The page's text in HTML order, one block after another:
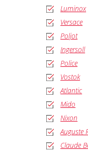
Luminox
Versace
Poljot
Ingersoll
Police
Vostok
Atlantic
Mido
Nixon
Auguste
Claude